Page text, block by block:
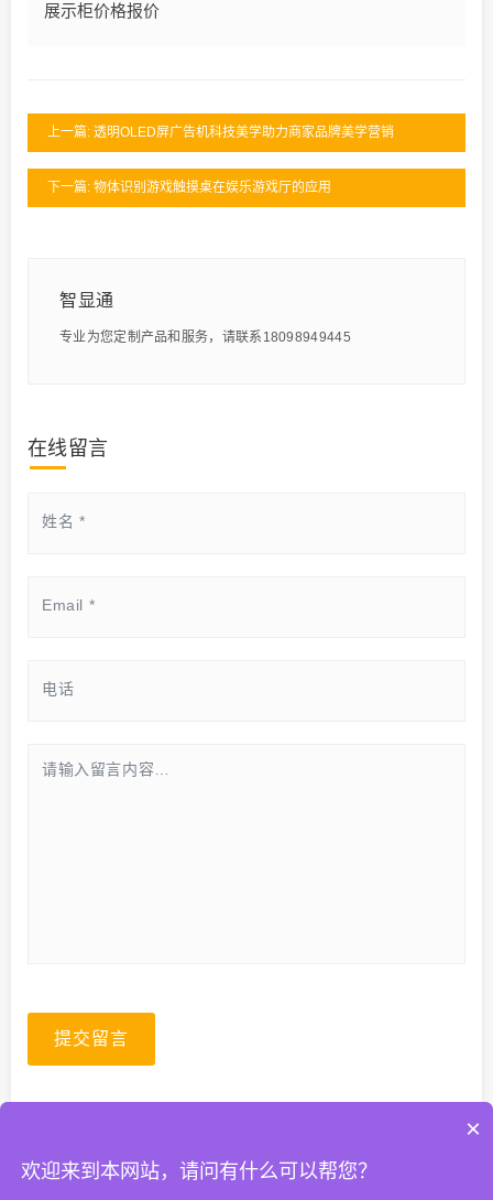
展示柜价格报价
上一篇: 透明OLED屏广告机科技美学助力商家品牌美学营销
下一篇: 物体识别游戏触摸桌在娱乐游戏厅的应用
智显通
专业为您定制产品和服务，请联系18098949445
在线留言
提交留言
×
欢迎来到本网站，请问有什么可以帮您？